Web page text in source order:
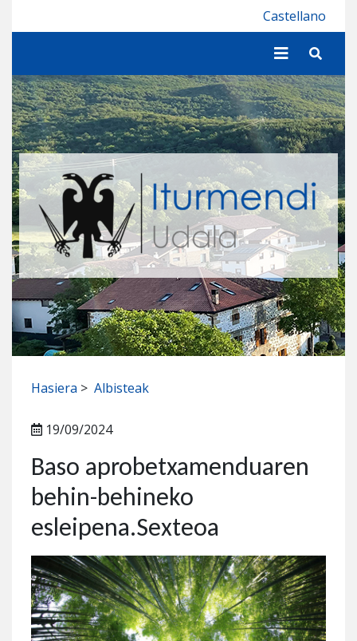
Castellano
Bilatu
Hasiera > Albisteak
19/09/2024
Baso aprobetxamenduaren
behin-behineko
esleipena.Sexteoa